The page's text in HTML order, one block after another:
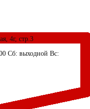
4г, стр.3
Сб: выходной Вс: